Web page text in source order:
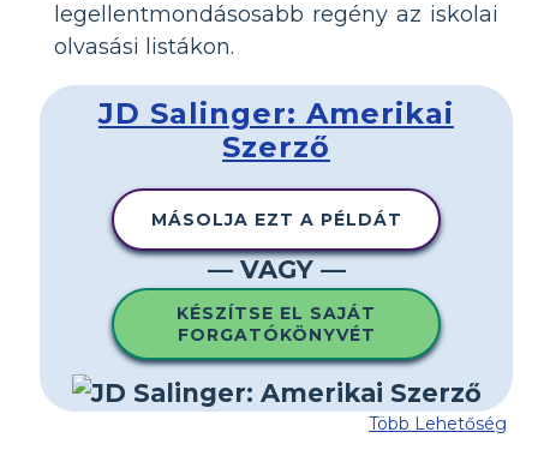
legellentmondásosabb regény az iskolai
olvasási listákon.
JD Salinger: Amerikai
Szerző
MÁSOLJA EZT A PÉLDÁT
— VAGY —
KÉSZÍTSE EL SAJÁT
FORGATÓKÖNYVÉT
Több Lehetőség